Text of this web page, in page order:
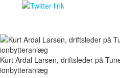
Kurt Ardal Larsen, driftsleder på
ionbytteranlæg